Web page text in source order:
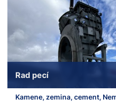
Rad pecí
Kamene, zemina, cement,